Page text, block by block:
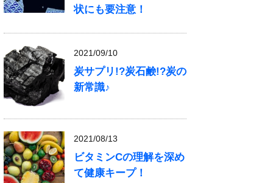
状にも要注意！
2021/09/10
炭サプリ!?炭石鹸!?炭の
新常識♪
2021/08/13
ビタミンCの理解を深め
て健康キープ！